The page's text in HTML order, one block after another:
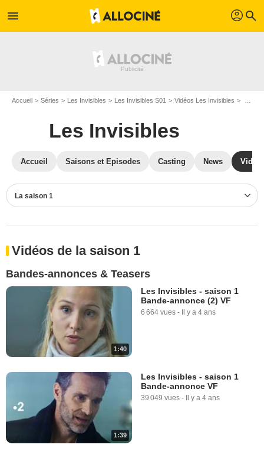
menu profil search
Accueil Séries Les Invisibles Les Invisibles S01 Vidéos Les Invisibles
Les Invisibles
Accueil Saisons et Episodes Casting News
La saison 1
Vidéos de la saison 1
Bandes-annonces & Teasers
1:40
Les Invisibles - saison 1
Bande-annonce (2) VF
6 664 vues - Il y a 4 ans
1:39
Les Invisibles - saison 1
Bande-annonce VF
39 049 vues - Il y a 4 ans